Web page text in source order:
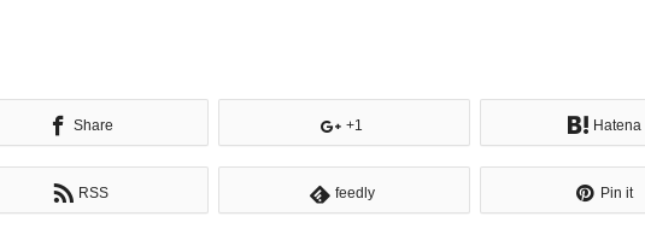
Share +1 Hatena
RSS feedly Pin it